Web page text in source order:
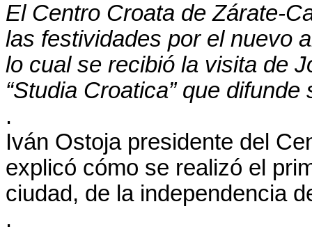
El Centro Croata de Zárate-
las festividades por el nuevo
lo cual se recibió la visita de
“Studia Croatica” que
.
Iván Ostoja presidente del
explicó cómo se realizó el
ciudad, de la independencia
.